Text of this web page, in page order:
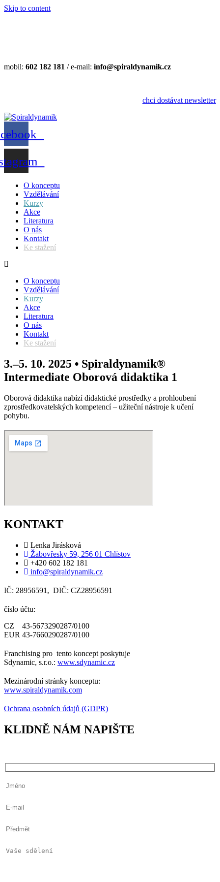
Skip to content
mobil: 602 182 181 / e-mail: info@spiraldynamik.cz
chci dostávat newsletter
O konceptu
Vzdělávání
Kurzy
Akce
Literatura
O nás
Kontakt
Ke stažení
O konceptu
Vzdělávání
Kurzy
Akce
Literatura
O nás
Kontakt
Ke stažení
3.–5. 10. 2025 • Spiraldynamik®
Intermediate Oborová didaktika 1
Oborová didaktika nabízí didaktické prostředky a prohloubení
zprostředkovatelských kompetencí – užiteční nástroje k učení
pohybu.
KONTAKT
Lenka Jirásková
Žabovřesky 59, 256 01 Chlístov
+420 602 182 181
info@spiraldynamik.cz
IČ: 28956591, DIČ: CZ28956591
číslo účtu:
CZ 43-5673290287/0100
EUR 43-7660290287/0100
Franchising pro tento koncept poskytuje
Sdynamic, s.r.o.: www.sdynamic.cz
Mezinárodní stránky konceptu:
www.spiraldynamik.com
Ochrana osobních údajů (GDPR)
KLIDNĚ NÁM NAPIŠTE